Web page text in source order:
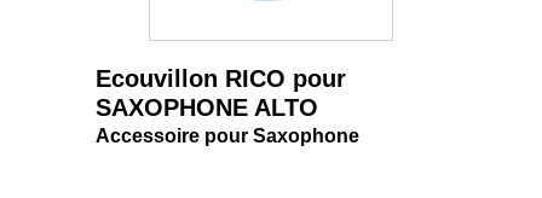
Ecouvillon RICO pour
SAXOPHONE ALTO
Accessoire pour Saxophone